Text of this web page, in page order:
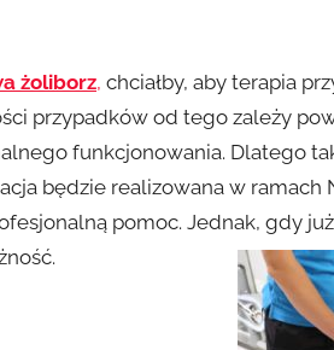
żoliborz, chciałby, aby terapia
przypadków od tego zależy
funkcjonowania. Dlatego
będzie realizowana w
pomoc. Jednak, gdy